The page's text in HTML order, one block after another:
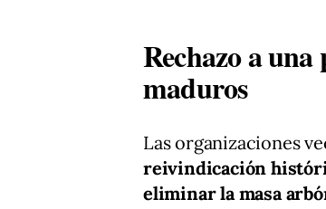
Rechazo a
maduros
Las organizaciones
reivindicación
eliminar la masa